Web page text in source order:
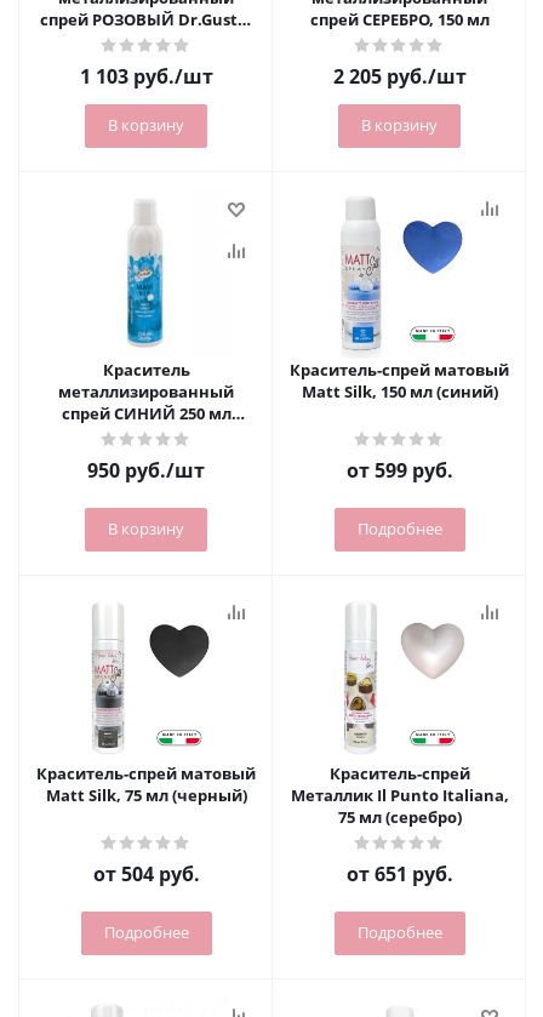
спрей РОЗОВЫЙ Dr.Gusto,
250 мл
1 103руб./шт
В корзину
спрей СЕРЕБРО, 150 мл
2 205руб./шт
В корзину
Краситель
металлизированный
спрей СИНИЙ 250 мл
Dr.Gusto
950 руб./шт
В корзину
Краситель-спрей матовый
Matt Silk, 150 мл (синий)
от599 руб.
Подробнее
Краситель-спрей матовый
Matt Silk, 75 мл (черный)
от504 руб.
Подробнее
Краситель-спрей
Металлик Il Punto Italiana,
75 мл (серебро)
от651 руб.
Подробнее